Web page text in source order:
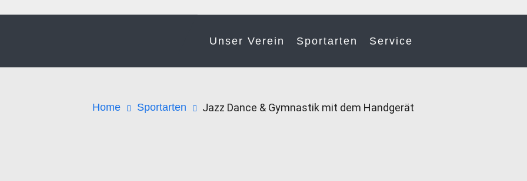
Unser Verein Sportarten Service
Home Sportarten Jazz Dance & Gymnastik mit dem Handgerät